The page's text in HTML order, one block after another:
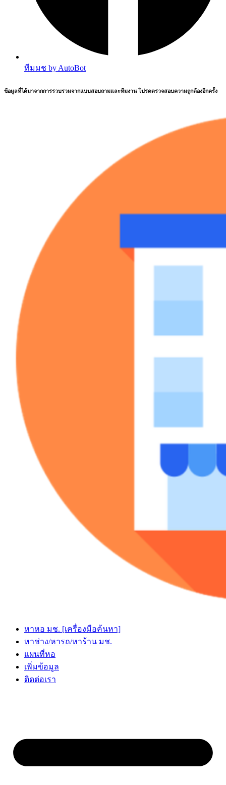
ทีมมช by AutoBot
ข้อมูลที่ได้มาจากการรวบรวมจากแบบสอบถามและทีมงาน โปรดตรวจสอบความถูกต้องอีกครั้ง
หาหอ มช. [เครื่องมือค้นหา]
หาช่าง/หารถ/หาร้าน มช.
แผนที่หอ
เพิ่มข้อมูล
ติดต่อเรา